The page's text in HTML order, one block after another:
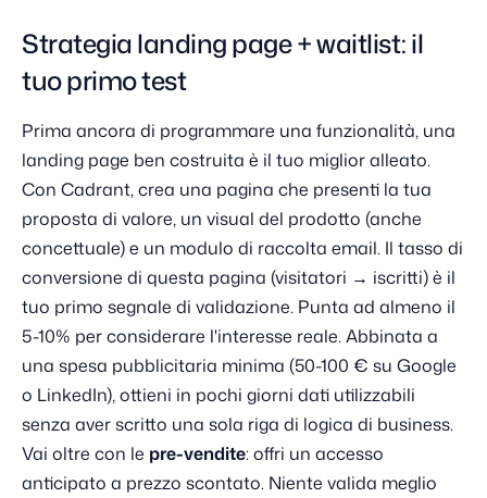
Strategia landing page + waitlist: il
tuo primo test
Prima ancora di programmare una funzionalità, una
landing page ben costruita è il tuo miglior alleato.
Con Cadrant, crea una pagina che presenti la tua
proposta di valore, un visual del prodotto (anche
concettuale) e un modulo di raccolta email. Il tasso di
conversione di questa pagina (visitatori → iscritti) è il
tuo primo segnale di validazione. Punta ad almeno il
5-10% per considerare l'interesse reale. Abbinata a
una spesa pubblicitaria minima (50-100 € su Google
o LinkedIn), ottieni in pochi giorni dati utilizzabili
senza aver scritto una sola riga di logica di business.
Vai oltre con le pre-vendite: offri un accesso
anticipato a prezzo scontato. Niente valida meglio